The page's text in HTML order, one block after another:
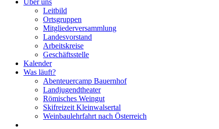
Über uns
Leitbild
Ortsgruppen
Mitgliederversammlung
Landesvorstand
Arbeitskreise
Geschäftsstelle
Kalender
Was läuft?
Abenteuercamp Bauernhof
Landjugendtheater
Römisches Weingut
Skifreizeit Kleinwalsertal
Weinbaulehrfahrt nach Österreich